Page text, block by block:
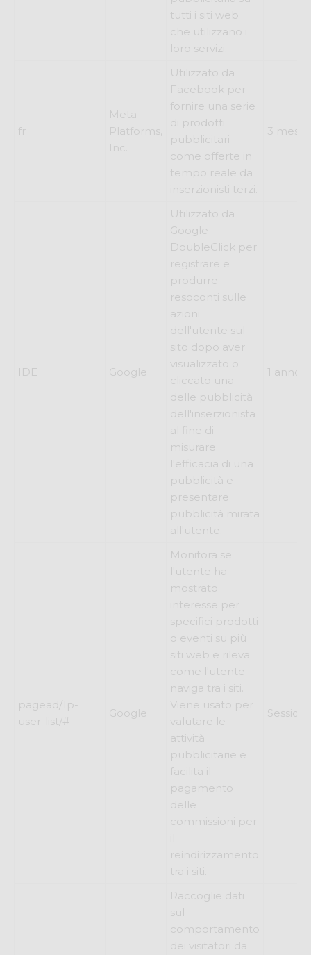
tutti i siti web
che utilizzano i
loro servizi.
fr
Meta
Platforms,
Inc.
Utilizzato da
Facebook per
fornire una serie
di prodotti
pubblicitari
come offerte in
tempo reale da
inserzionisti terzi.
3 mesi
IDE Google
Utilizzato da
Google
DoubleClick per
registrare e
produrre
resoconti sulle
azioni
dell'utente sul
sito dopo aver
visualizzato o
cliccato una
delle pubblicità
dell'inserzionista
al fine di
misurare
l'efficacia di una
pubblicità e
presentare
pubblicità mirata
all'utente.
1 anno
pagead/1p-
user-list/#
Google
Monitora se
l'utente ha
mostrato
interesse per
specifici prodotti
o eventi su più
siti web e rileva
come l'utente
naviga tra i siti.
Viene usato per
valutare le
attività
pubblicitarie e
facilita il
pagamento
delle
commissioni per
il
reindirizzamento
tra i siti.
Session
Raccoglie dati
sul
comportamento
dei visitatori da